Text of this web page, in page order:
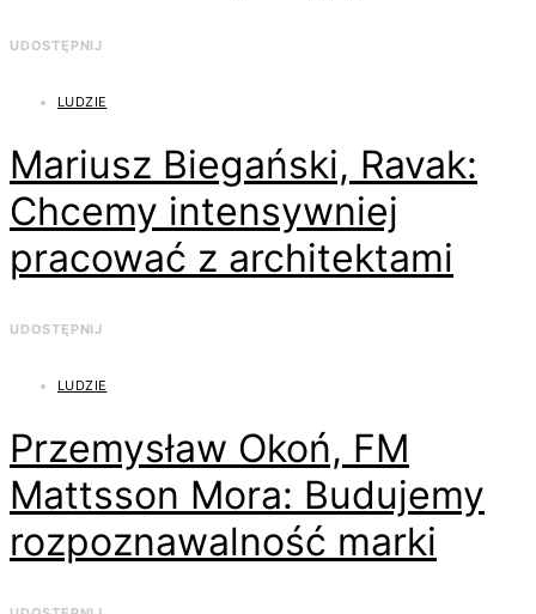
UDOSTĘPNIJ
LUDZIE
Mariusz Biegański, Ravak:
Chcemy intensywniej
pracować z architektami
UDOSTĘPNIJ
LUDZIE
Przemysław Okoń, FM
Mattsson Mora: Budujemy
rozpoznawalność marki